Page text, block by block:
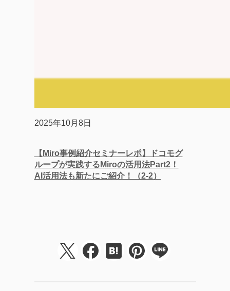
2025年10月8日
【Miro事例紹介セミナーレポ】ドコモグ
ループが実践するMiroの活用法Part2！
AI活用法も新たにご紹介！（2-2）